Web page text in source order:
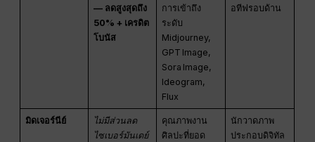
— ลดสูงสุดถึง
50% + เครดิต
โบนัส
การเข้าถึง
ระดับ
Midjourney,
GPT Image,
Sora Image,
Ideogram,
Flux
อทีฟรอบด้าน
มิดเจอร์นีย์
ไม่มีส่วนลด
ไซเบอร์มันเดย์
คุณภาพงาน
ศิลปะที่ยอด
นักวาดภาพ
ประกอบดิจิทัล